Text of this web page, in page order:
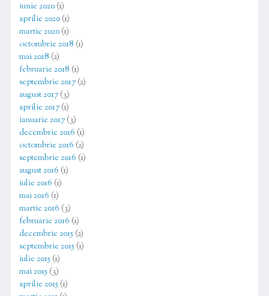
iunie 2020(1)
aprilie 2020(1)
martie 2020(1)
octombrie 2018 (1)
mai 2018 (2)
februarie 2018 (1)
septembrie 2017(2)
august 2017(3)
aprilie 2017(1)
ianuarie 2017(3)
decembrie 2016 (1)
octombrie 2016 (2)
septembrie 2016 (1)
august 2016 (1)
iulie 2016 (1)
mai 2016 (1)
martie 2016 (3)
februarie 2016 (1)
decembrie 2015(2)
septembrie 2015(1)
iulie 2015(1)
mai 2015(3)
aprilie 2015(1)